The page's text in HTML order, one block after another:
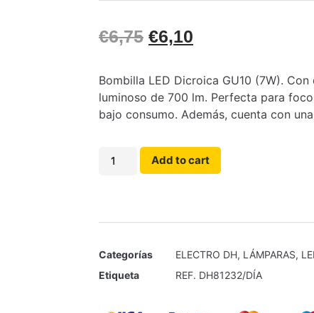
€6,75 €6,10
Bombilla LED Dicroica GU10 (7W).
luminoso de 700 lm. Perfecta para
bajo consumo. Además, cuenta con
Add to cart
Categorías ELECTRO DH, LÁMPARAS,
Etiqueta
REF. DH81232/DÍA